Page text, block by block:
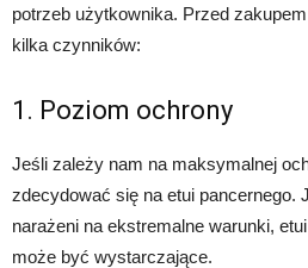
potrzeb użytkownika. Przed
kilka czynników:
1. Poziom ochrony
Jeśli zależy nam na maksymalnej
zdecydować się na etui pancernego.
narażeni na ekstremalne warunki,
może być wystarczające.